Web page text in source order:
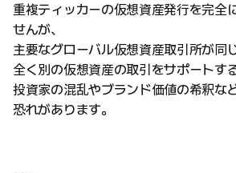
重複ティッカーの仮想資産発行を完全
せんが、
主要なグローバル仮想資産取引所が同
全く別の仮想資産の取引をサポートす
投資家の混乱やブランド価値の希釈な
恐れがあります。